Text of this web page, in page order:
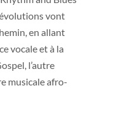
vont
en allant
vocale et à la
l’autre
musicale afro-